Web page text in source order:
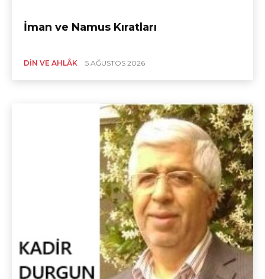
İman ve Namus Kıratları
DIN VE AHLÂK 5 AĞUSTOS 2026